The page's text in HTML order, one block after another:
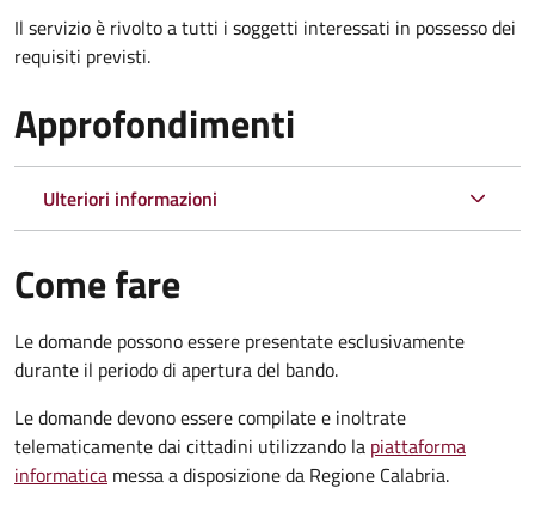
Il servizio è rivolto a tutti i soggetti interessati in possesso dei
requisiti previsti.
Approfondimenti
Ulteriori informazioni
Come fare
Le domande possono essere presentate esclusivamente
durante il periodo di apertura del bando.
Le domande devono essere compilate e inoltrate
telematicamente dai cittadini utilizzando la piattaforma
informatica messa a disposizione da Regione Calabria.